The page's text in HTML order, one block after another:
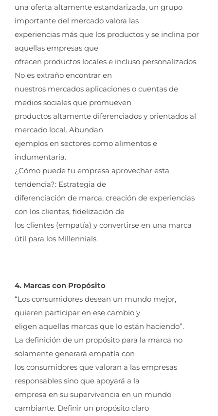
una oferta altamente estandarizada, un grupo
importante del mercado valora las
experiencias más que los productos y se inclina por
aquellas empresas que
ofrecen productos locales e incluso personalizados.
No es extraño encontrar en
nuestros mercados aplicaciones o cuentas de
medios sociales que promueven
productos altamente diferenciados y orientados al
mercado local. Abundan
ejemplos en sectores como alimentos e
indumentaria.
¿Cómo puede tu empresa aprovechar esta
tendencia?: Estrategia de
diferenciación de marca, creación de experiencias
con los clientes, fidelización de
los clientes (empatía) y convertirse en una marca
útil para los Millennials.
4. Marcas con Propósito
“Los consumidores desean un mundo mejor,
quieren participar en ese cambio y
eligen aquellas marcas que lo están haciendo”.
La definición de un propósito para la marca no
solamente generará empatía con
los consumidores que valoran a las empresas
responsables sino que apoyará a la
empresa en su supervivencia en un mundo
cambiante. Definir un propósito claro